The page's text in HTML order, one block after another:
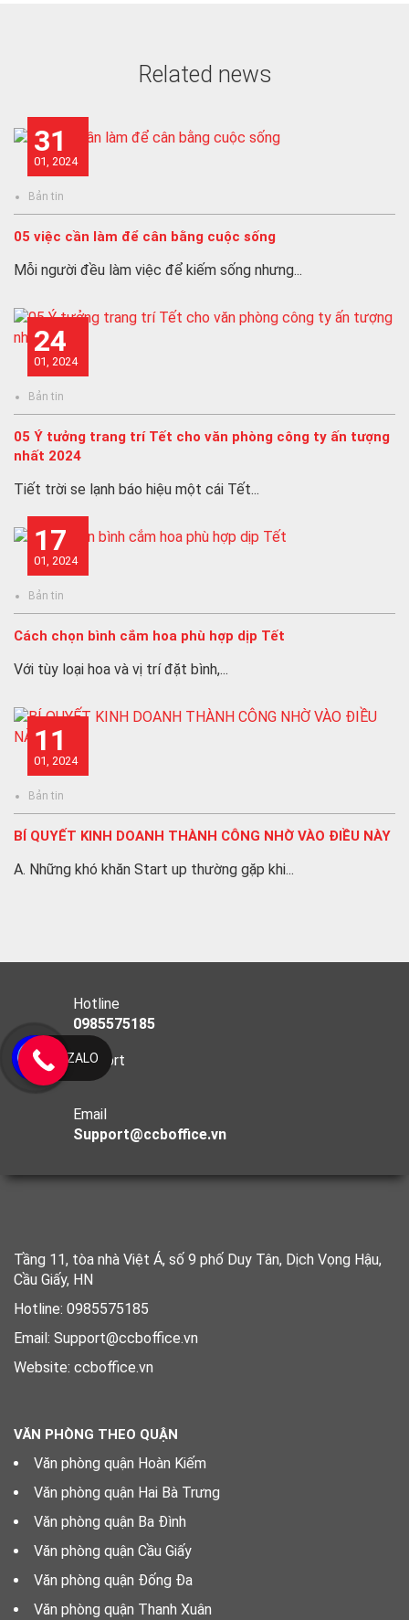
Related news
31
01, 2024
Bản tin
05 việc cần làm để cân bằng cuộc sống
Mỗi người đều làm việc để kiếm sống nhưng...
24
01, 2024
Bản tin
05 Ý tưởng trang trí Tết cho văn phòng công ty ấn tượng
nhất 2024
Tiết trời se lạnh báo hiệu một cái Tết...
17
01, 2024
Bản tin
Cách chọn bình cắm hoa phù hợp dịp Tết
Với tùy loại hoa và vị trí đặt bình,...
11
01, 2024
Bản tin
BÍ QUYẾT KINH DOANH THÀNH CÔNG NHỜ VÀO ĐIỀU NÀY
A. Những khó khăn Start up thường gặp khi...
Hotline
0985575185
Support
Email
Support@ccboffice.vn
Tầng 11, tòa nhà Việt Á, số 9 phố Duy Tân, Dịch Vọng Hậu,
Cầu Giấy, HN
Hotline: 0985575185
Email: Support@ccboffice.vn
Website: ccboffice.vn
VĂN PHÒNG THEO QUẬN
Văn phòng quận Hoàn Kiếm
Văn phòng quận Hai Bà Trưng
Văn phòng quận Ba Đình
Văn phòng quận Cầu Giấy
Văn phòng quận Đống Đa
Văn phòng quận Thanh Xuân
ZALO